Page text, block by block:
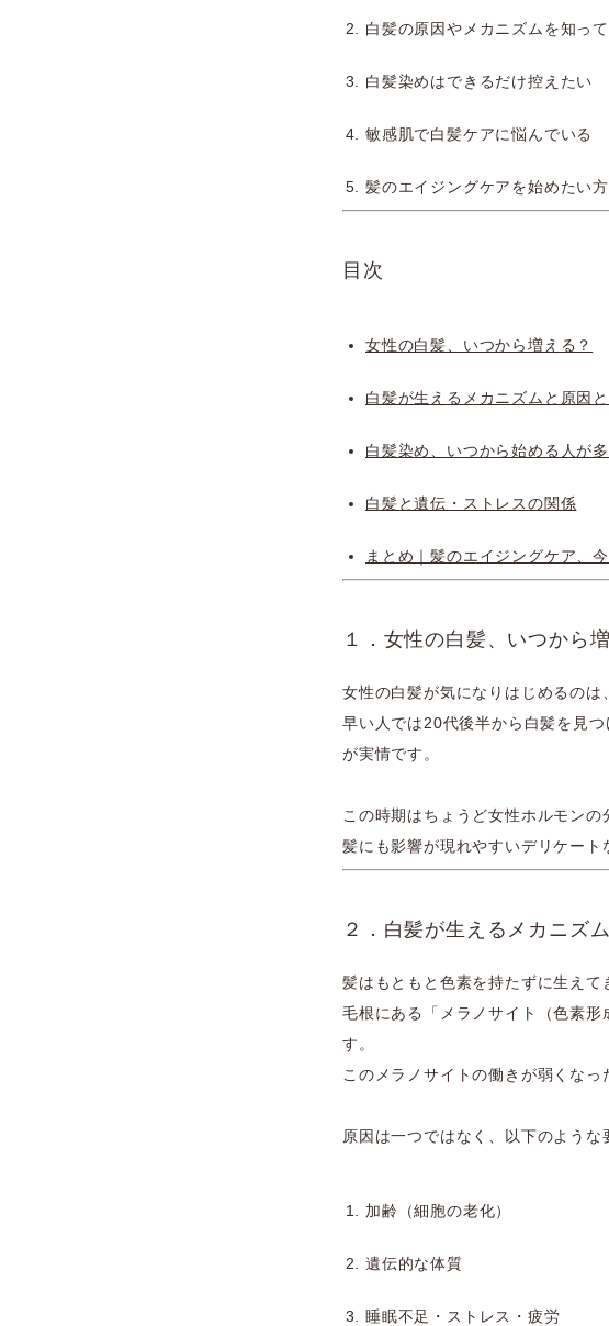
白髪の原因やメカニズムを知っ
白髪染めはできるだけ控えたい
敏感肌で白髪ケアに悩んでいる
髪のエイジングケアを始めたい方
目次
女性の白髪、いつから増える？
白髪が生えるメカニズムと原因と
白髪染め、いつから始める人が多
白髪と遺伝・ストレスの関係
まとめ｜髪のエイジングケア、
１．女性の白髪、いつから
女性の白髪が気になりはじめるのは
早い人では20代後半から白髪を見
が実情です。
この時期はちょうど女性ホルモン
髪にも影響が現れやすいデリケート
２．白髪が生えるメカニズ
髪はもともと色素を持たずに生えて
毛根にある「メラノサイト（色素
す。
このメラノサイトの働きが弱くな
原因は一つではなく、以下のような
加齢（細胞の老化）
遺伝的な体質
睡眠不足・ストレス・疲労